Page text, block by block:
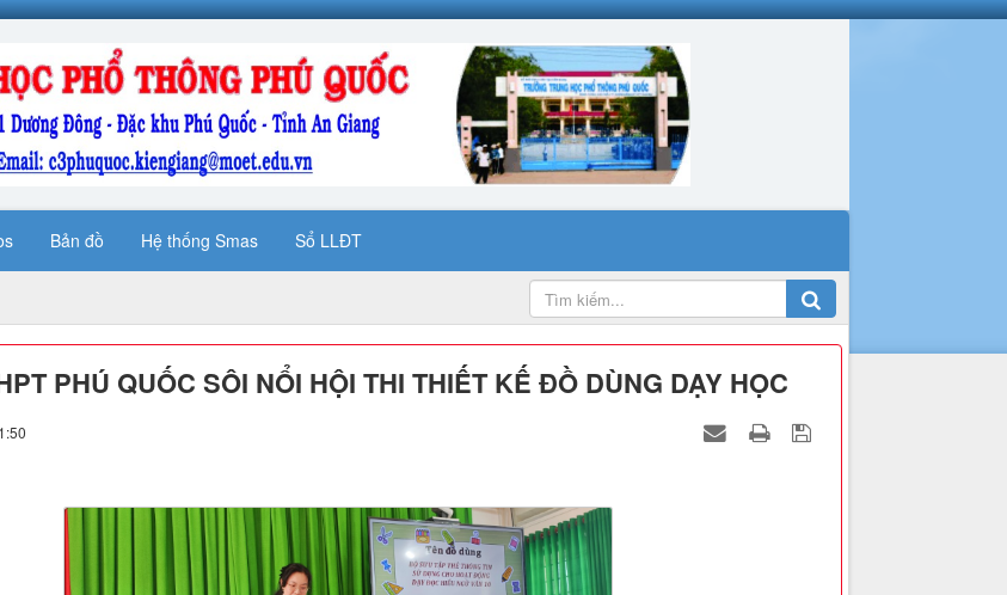
Bản đồ Hệ thống Smas Sổ LLĐT
PHÚ QUỐC SÔI NỔI HỘI THI THIẾT KẾ ĐỒ DÙNG DẠY HỌC